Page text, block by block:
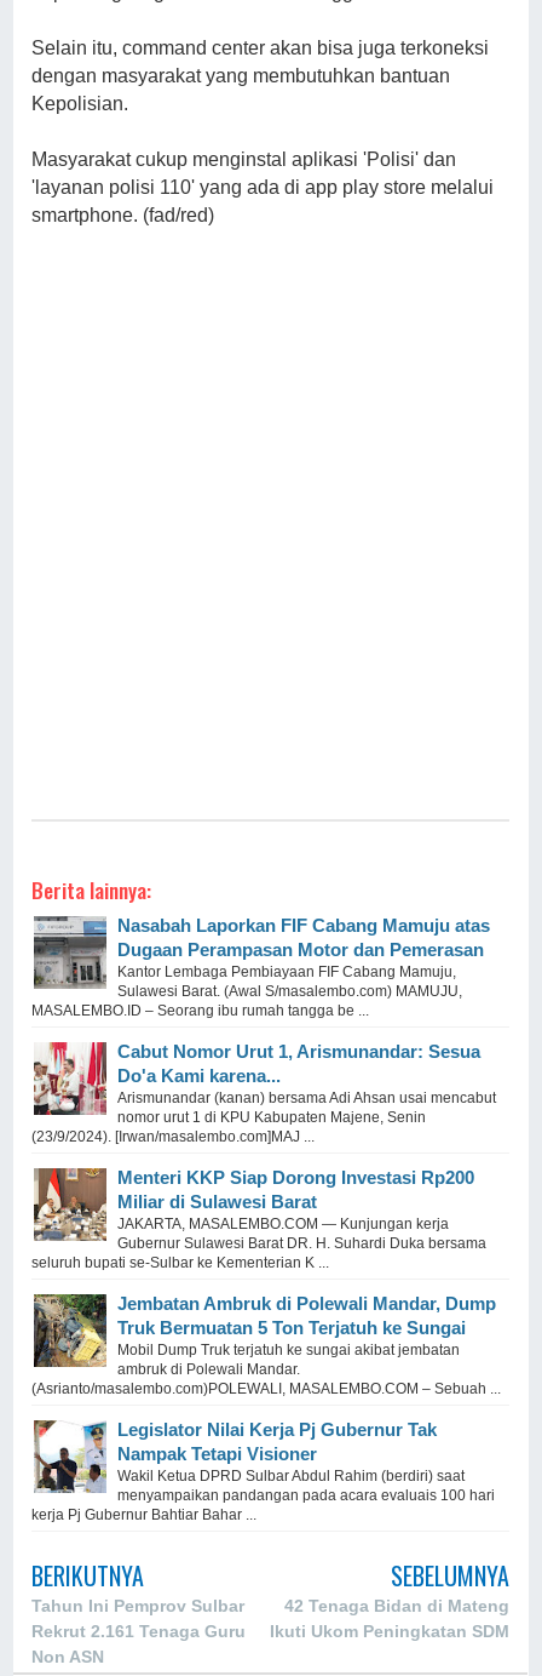
Selain itu, command center akan bisa juga terkoneksi
dengan masyarakat yang membutuhkan bantuan
Kepolisian.
Masyarakat cukup menginstal aplikasi 'Polisi' dan
'layanan polisi 110' yang ada di app play store melalui
smartphone. (fad/red)
Berita lainnya:
Nasabah Laporkan FIF Cabang Mamuju atas
Dugaan Perampasan Motor dan Pemerasan
Kantor Lembaga Pembiayaan FIF Cabang Mamuju,
Sulawesi Barat. (Awal S/masalembo.com) MAMUJU,
MASALEMBO.ID – Seorang ibu rumah tangga be ...
Cabut Nomor Urut 1, Arismunandar: Sesua
Do'a Kami karena...
Arismunandar (kanan) bersama Adi Ahsan usai mencabut
nomor urut 1 di KPU Kabupaten Majene, Senin
(23/9/2024). [Irwan/masalembo.com]MAJ ...
Menteri KKP Siap Dorong Investasi Rp200
Miliar di Sulawesi Barat
JAKARTA, MASALEMBO.COM — Kunjungan kerja
Gubernur Sulawesi Barat DR. H. Suhardi Duka bersama
seluruh bupati se-Sulbar ke Kementerian K ...
Jembatan Ambruk di Polewali Mandar, Dump
Truk Bermuatan 5 Ton Terjatuh ke Sungai
Mobil Dump Truk terjatuh ke sungai akibat jembatan
ambruk di Polewali Mandar.
(Asrianto/masalembo.com)POLEWALI, MASALEMBO.COM – Sebuah ...
Legislator Nilai Kerja Pj Gubernur Tak
Nampak Tetapi Visioner
Wakil Ketua DPRD Sulbar Abdul Rahim (berdiri) saat
menyampaikan pandangan pada acara evaluais 100 hari
kerja Pj Gubernur Bahtiar Bahar ...
BERIKUTNYA
Tahun Ini Pemprov Sulbar
Rekrut 2.161 Tenaga Guru
Non ASN
SEBELUMNYA
42 Tenaga Bidan di Mateng
Ikuti Ukom Peningkatan SDM